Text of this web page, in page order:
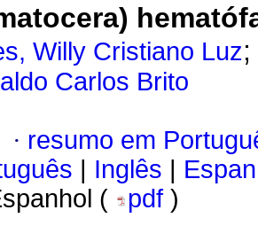
Willy Cristiano Luz;
Carlos Brito
· resumo em
Inglês
(
pdf )